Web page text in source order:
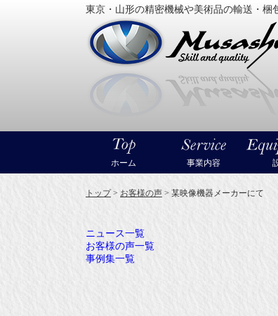
東京・山形の精密機械や美術品の輸送・梱
ホーム 事業内容
トップ> お客様の声 > 某映像機器メーカーにて
ニュース一覧
お客様の声一覧
事例集一覧